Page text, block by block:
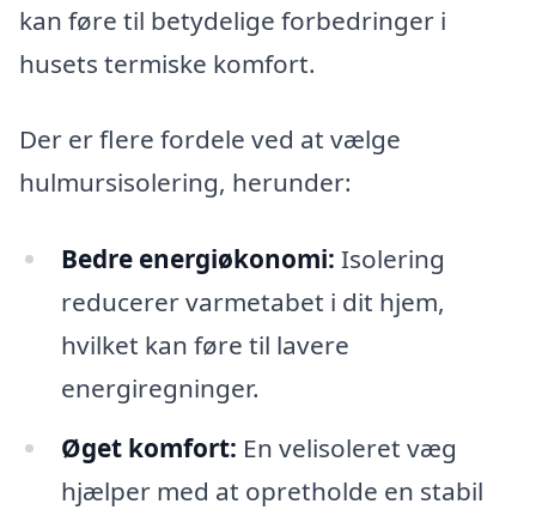
kan føre til betydelige forbedringer i
husets termiske komfort.
Der er flere fordele ved at vælge
hulmursisolering, herunder:
Bedre energiøkonomi: Isolering
reducerer varmetabet i dit hjem,
hvilket kan føre til lavere
energiregninger.
Øget komfort: En velisoleret væg
hjælper med at opretholde en stabil